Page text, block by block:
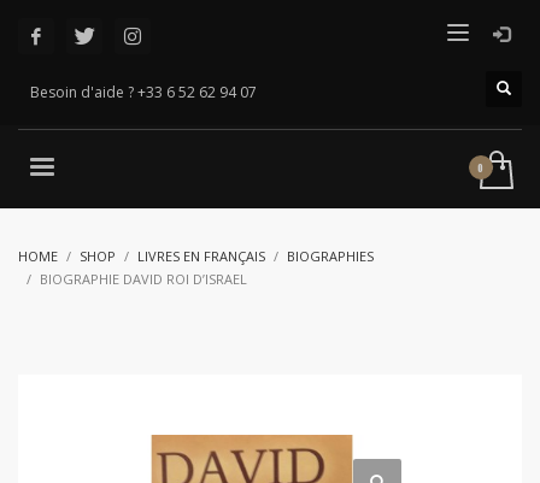
Besoin d'aide ? +33 6 52 62 94 07
HOME SHOP LIVRES EN FRANÇAIS
BIOGRAPHIES
BIOGRAPHIE DAVID ROI D’ISRAEL